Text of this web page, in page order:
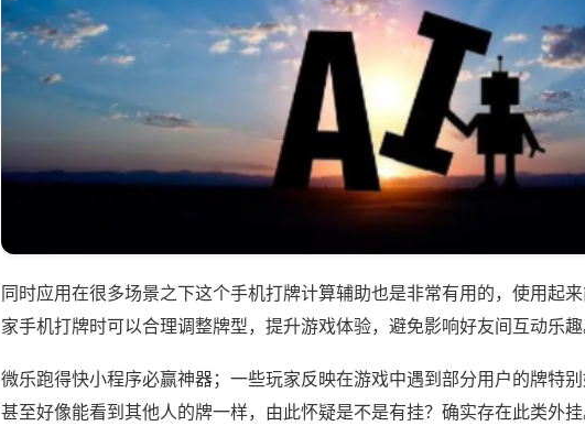
同时应用在很多场景之下这个手机打牌计算辅助也是非常有用的，使用起
家手机打牌时可以合理调整牌型，提升游戏体验，避免影响好友间互动乐趣
微乐跑得快小程序必赢神器；一些玩家反映在游戏中遇到部分用户的牌特别
甚至好像能看到其他人的牌一样，由此怀疑是不是有挂？确实存在此类外